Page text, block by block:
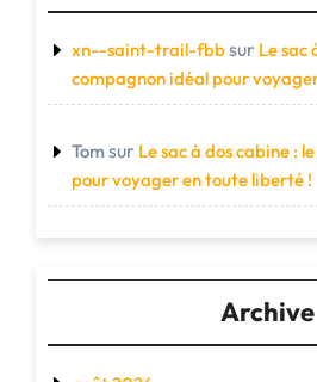
xn--saint-trail-fbbsur Le sac
compagnon idéal pour
Tom sur Le sac à dos cabine :
pour voyager en toute liberté !
Archive